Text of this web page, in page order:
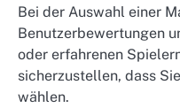
Bei der Auswahl einer
Benutzerbewertungen
oder erfahrenen
sicherzustellen, dass
wählen.